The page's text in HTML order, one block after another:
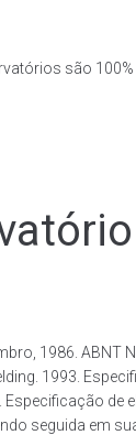
são
1986. ABNT
1993.
de
seguida em